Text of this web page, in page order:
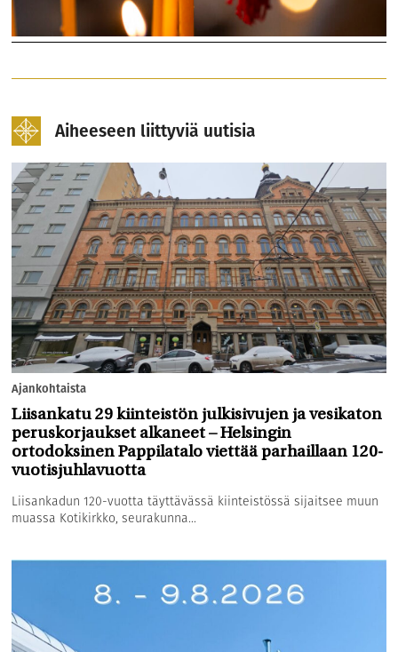
Aiheeseen liittyviä uutisia
Ajankohtaista
Liisankatu 29 kiinteistön julkisivujen ja vesikaton
peruskorjaukset alkaneet – Helsingin
ortodoksinen Pappilatalo viettää parhaillaan 120-
vuotisjuhlavuotta
Liisankadun 120-vuotta täyttävässä kiinteistössä sijaitsee muun
muassa Kotikirkko, seurakunna...